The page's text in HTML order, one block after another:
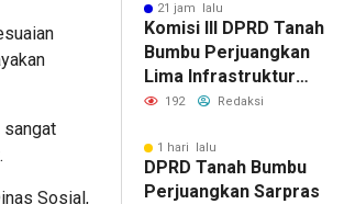
sangat
Sosial,
21 jam lalu
Komisi III DPRD Tanah
Bumbu Perjuangkan
Lima Infrastruktur
Strategis ke BPJN XI
192 Redaksi
1 hari lalu
DPRD Tanah Bumbu
Perjuangkan Sarpras